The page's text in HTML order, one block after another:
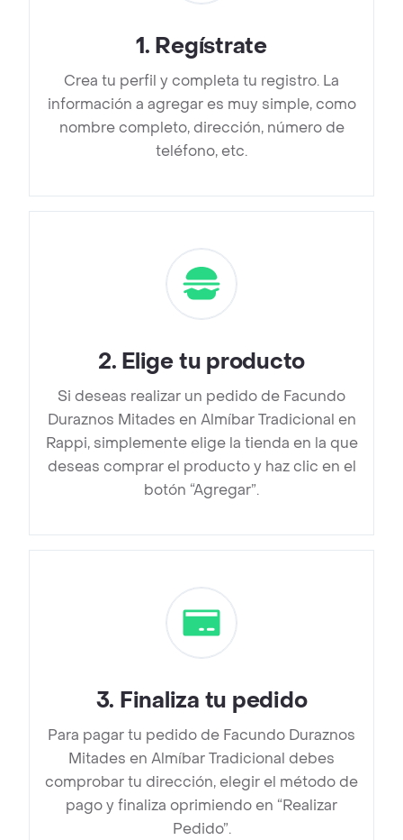
1. Regístrate
Crea tu perfil y completa tu registro. La
información a agregar es muy simple, como
nombre completo, dirección, número de
teléfono, etc.
2. Elige tu producto
Si deseas realizar un pedido de Facundo
Duraznos Mitades en Almíbar Tradicional en
Rappi, simplemente elige la tienda en la que
deseas comprar el producto y haz clic en el
botón “Agregar”.
3. Finaliza tu pedido
Para pagar tu pedido de Facundo Duraznos
Mitades en Almíbar Tradicional debes
comprobar tu dirección, elegir el método de
pago y finaliza oprimiendo en “Realizar
Pedido”.